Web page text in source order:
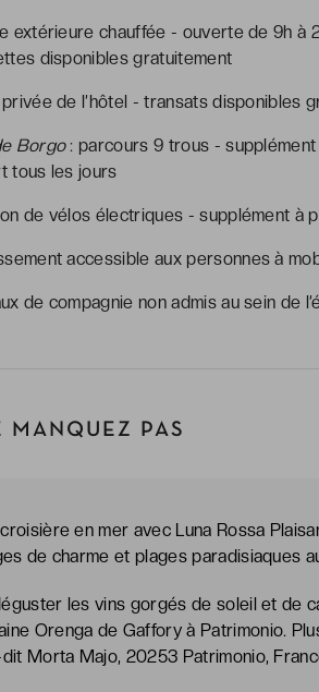
extérieure chauffée - ouverte de 9h à
disponibles gratuitement
de l’hôtel - transats disponibles
Borgo: parcours 9 trous -
tous les jours
de vélos électriques - supplément à
accessible aux personnes à
de compagnie non admis au sein de
MANQUEZ PAS
en mer avec Luna Rossa
de charme et plages paradisiaques
les vins gorgés de soleil et de
Orenga de Gaffory à Patrimonio.
dit Morta Majo, 20253 Patrimonio,